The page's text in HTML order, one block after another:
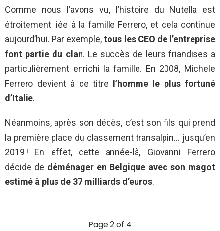
Comme nous l’avons vu, l’histoire du Nutella est
étroitement liée à la famille Ferrero, et cela continue
aujourd’hui. Par exemple,tous les CEO de l’entreprise
font partie du clan. Le succès de leurs friandises a
particulièrement enrichi la famille. En 2008, Michele
Ferrero devient à ce titre
l’homme le plus fortuné
d’Italie.
Néanmoins, après son décès, c’est son fils qui prend
la première place du classement transalpin… jusqu’en
2019 ! En effet, cette année-là, Giovanni Ferrero
décide de déménager en Belgique avec son magot
estimé à plus de 37 milliards d’euros.
Page 2 of 4